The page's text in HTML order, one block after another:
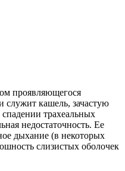
проявляющегося
служит кашель, зачастую
трахеальных
недостаточность. Ее
дыхание (в некоторых
слизистых оболочек